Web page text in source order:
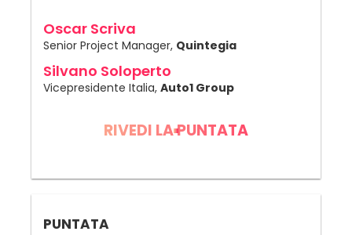
Oscar Scriva
Senior Project Manager, Quintegia
Silvano Soloperto
Vicepresidente Italia, Auto1 Group
RIVEDI LA PUNTATA
PUNTATA